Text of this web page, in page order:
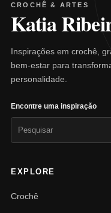
CROCHÊ & ARTES
Katia
Inspirações em crochê,
bem-estar para
personalidade.
Encontre uma inspiração
EXPLORE
Crochê